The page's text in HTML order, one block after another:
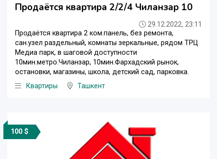
Продаётся квартира 2/2/4 Чиланзар 10
29.12.2022, 23:11
Продаётся квартира 2 ком.панель, без ремонта,
сан.узел раздельный, комнаты зеркальные, рядом ТРЦ
Медиа парк, в шаговой доступности
10мин.метро.Чиланзар, 10мин.Фархадский рынок,
остановки, магазины, школа, детский сад, парковка.
Квартиры
Ташкент
100 $